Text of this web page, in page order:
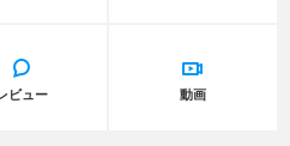
レビュー 動画